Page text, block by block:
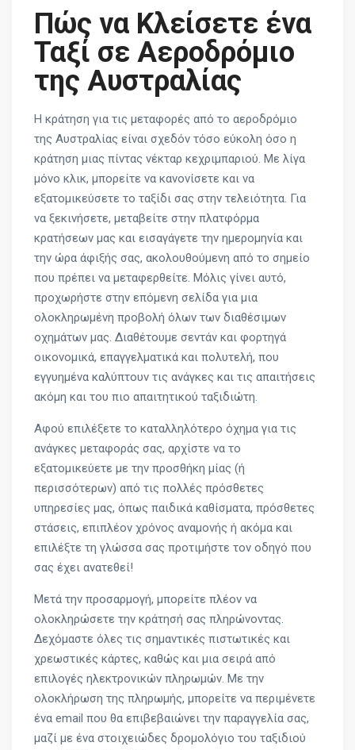
Πώς να Κλείσετε ένα
Ταξί σε Αεροδρόμιο
της Αυστραλίας
Η κράτηση για τις μεταφορές από το αεροδρόμιο
της Αυστραλίας είναι σχεδόν τόσο εύκολη όσο η
κράτηση μιας πίντας νέκταρ κεχριμπαριού. Με λίγα
μόνο κλικ, μπορείτε να κανονίσετε και να
εξατομικεύσετε το ταξίδι σας στην τελειότητα. Για
να ξεκινήσετε, μεταβείτε στην πλατφόρμα
κρατήσεων μας και εισαγάγετε την ημερομηνία και
την ώρα άφιξής σας, ακολουθούμενη από το σημείο
που πρέπει να μεταφερθείτε. Μόλις γίνει αυτό,
προχωρήστε στην επόμενη σελίδα για μια
ολοκληρωμένη προβολή όλων των διαθέσιμων
οχημάτων μας. Διαθέτουμε σεντάν και φορτηγά
οικονομικά, επαγγελματικά και πολυτελή, που
εγγυημένα καλύπτουν τις ανάγκες και τις απαιτήσεις
ακόμη και του πιο απαιτητικού ταξιδιώτη.
Αφού επιλέξετε το καταλληλότερο όχημα για τις
ανάγκες μεταφοράς σας, αρχίστε να το
εξατομικεύετε με την προσθήκη μίας (ή
περισσότερων) από τις πολλές πρόσθετες
υπηρεσίες μας, όπως παιδικά καθίσματα, πρόσθετες
στάσεις, επιπλέον χρόνος αναμονής ή ακόμα και
επιλέξτε τη γλώσσα σας προτιμήστε τον οδηγό που
σας έχει ανατεθεί!
Μετά την προσαρμογή, μπορείτε πλέον να
ολοκληρώσετε την κράτησή σας πληρώνοντας.
Δεχόμαστε όλες τις σημαντικές πιστωτικές και
χρεωστικές κάρτες, καθώς και μια σειρά από
επιλογές ηλεκτρονικών πληρωμών. Με την
ολοκλήρωση της πληρωμής, μπορείτε να περιμένετε
ένα email που θα επιβεβαιώνει την παραγγελία σας,
μαζί με ένα στοιχειώδες δρομολόγιο του ταξιδιού